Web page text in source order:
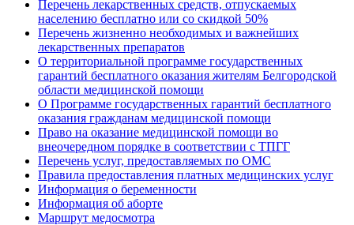
Перечень лекарственных средств, отпускаемых
населению бесплатно или со скидкой 50%
Перечень жизненно необходимых и важнейших
лекарственных препаратов
О территориальной программе государственных
гарантий бесплатного оказания жителям Белгородской
области медицинской помощи
О Программе государственных гарантий бесплатного
оказания гражданам медицинской помощи
Право на оказание медицинской помощи во
внеочередном порядке в соответствии с ТПГГ
Перечень услуг, предоставляемых по ОМС
Правила предоставления платных медицинских услуг
Информация о беременности
Информация об аборте
Маршрут медосмотра